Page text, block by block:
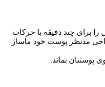
را برای چند دقیقه با حرکات
مدنظر پوست خود ماساژ
پوستتان بماند.